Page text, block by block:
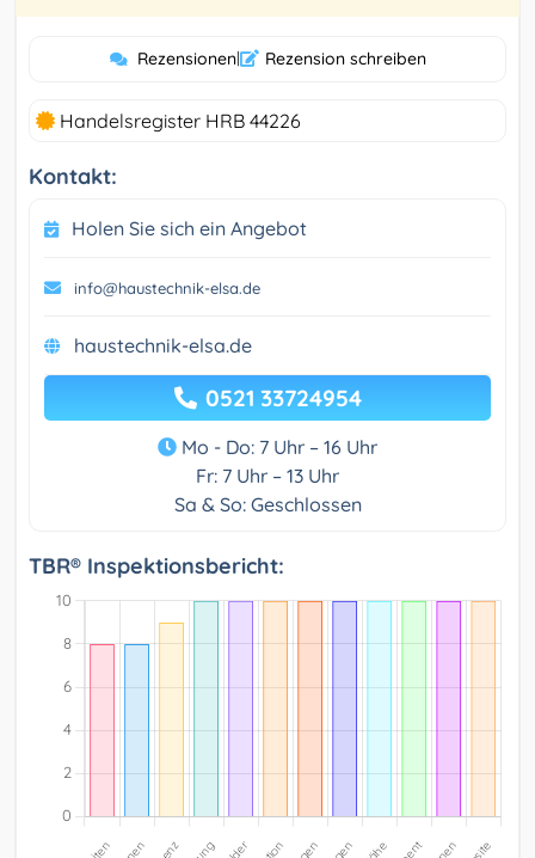
Rezensionen| Rezension schreiben
Handelsregister HRB 44226
Kontakt:
Holen Sie sich ein Angebot
info@haustechnik-elsa.de
haustechnik-elsa.de
0521 33724954
Mo - Do: 7 Uhr – 16 Uhr
Fr: 7 Uhr – 13 Uhr
Sa & So: Geschlossen
TBR® Inspektionsbericht: